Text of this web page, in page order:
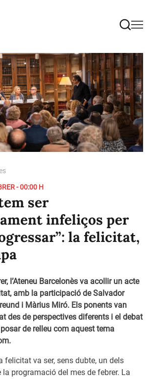
- 00:00 H
ser
infeliços per
la felicitat,
l’Ateneu Barcelonès va acollir un acte
amb la participació de Salvador
i Màrius Miró. Els ponents van
des de perspectives diferents i el debat
de relleu com aquest tema
felicitat va ser, sens dubte, un dels
programació del mes de febrer. La